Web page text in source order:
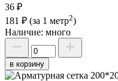
36 ₽
181 ₽ (за 1 метр2)
Наличие: много
в корзину